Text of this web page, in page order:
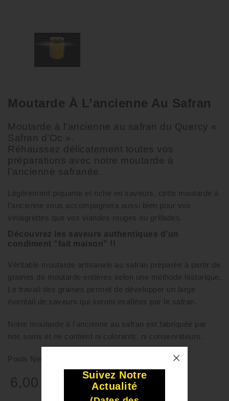
Moutarde À L’ancienne Au Safran
Moutarde à l’ancienne au safran du Quercy «
Safran d’Oc ».
Réhaussez délicatement toutes vos
préparations avec notre moutarde à
l’ancienne safranée.
Légèrement piquante et riche en saveurs, cette moutarde à
l’ancienne vous accompagnera aussi bien pour vos
vinaigrettes que vos viandes rouges ou grillades.
Découvrez les saveurs authentiques d’un
condiment "fait maison" !!
Véritable moutarde artisanale au safran préparée à partir de
graines de moutarde entières selon une méthode historique.
Le travail des graines permet de développer un large
éventail de saveurs qui seront exaltées par le safran.
Notre moutarde à l’ancienne au safran est fabriquée par
nos soins et ne contient ni colorants, ni conservateurs.
Poids Net : 100 Gr
6,00 €
Suivez Notre
Actualité